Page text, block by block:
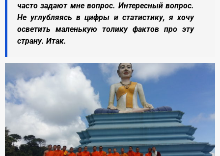
часто задают мне вопрос. Интересный вопрос.
Не углубляясь в цифры и статистику, я хочу
осветить маленькую толику фактов про эту
страну. Итак.